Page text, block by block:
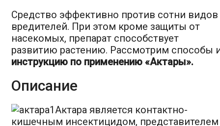
Средство эффективно против сотни видов
вредителей. При этом кроме защиты от
насекомых, препарат способствует
развитию растению. Рассмотрим способы
инструкцию по применению «Актары».
Описание
Актара является контактно-
кишечным инсектицидом, представителем